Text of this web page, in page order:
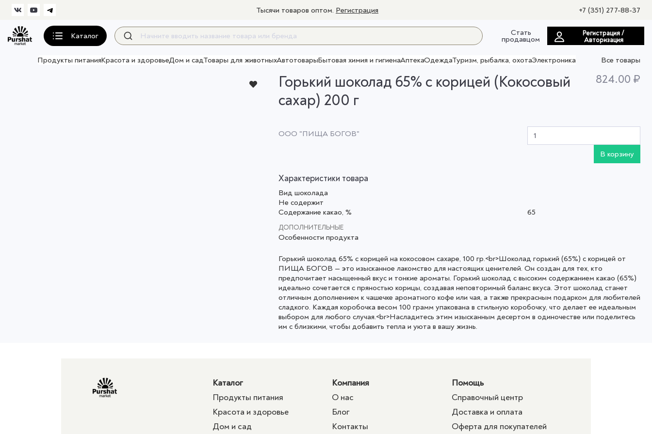
Тысячи товаров оптом. Регистрация +7 (351) 277-88-37
Каталог Стать
продавцом
Регистрация /
Авторизация
Продукты питанияКрасота и здоровьеДом и садТовары для животныхАвтотоварыБытовая химия и гигиенаАптекаОдеждаТуризм, рыбалка, охотаЭлектроника
Все товары
824.00 ₽
Горький шоколад 65% с корицей (Кокосовый
сахар) 200 г
ООО "ПИЩА БОГОВ"
В корзину
Характеристики товара
Вид шоколада
Не содержит
Содержание какао, %
65
ДОПОЛНИТЕЛЬНЫЕ
Особенности продукта
Горький шоколад 65% с корицей на кокосовом сахаре, 100 гр.<br>Шоколад горький (65%) с корицей от
ПИЩА БОГОВ — это изысканное лакомство для настоящих ценителей. Он создан для тех, кто
предпочитает насыщенный вкус и тонкие ароматы. Горький шоколад с высоким содержанием какао (65%)
идеально сочетается с пряностью корицы, создавая неповторимый баланс вкуса. Этот шоколад станет
отличным дополнением к чашечке ароматного кофе или чая, а также прекрасным подарком для любителей
сладкого. Каждая коробочка весом 100 грамм упакована в стильную коробочку, что делает ее идеальным
выбором для любого случая.<br>Насладитесь этим изысканным десертом в одиночестве или поделитесь
им с близкими, чтобы добавить тепла и уюта в вашу жизнь.
Каталог
Продукты питания
Красота и здоровье
Дом и сад
Компания
О нас
Блог
Контакты
Помощь
Справочный центр
Доставка и оплата
Оферта для покупателей